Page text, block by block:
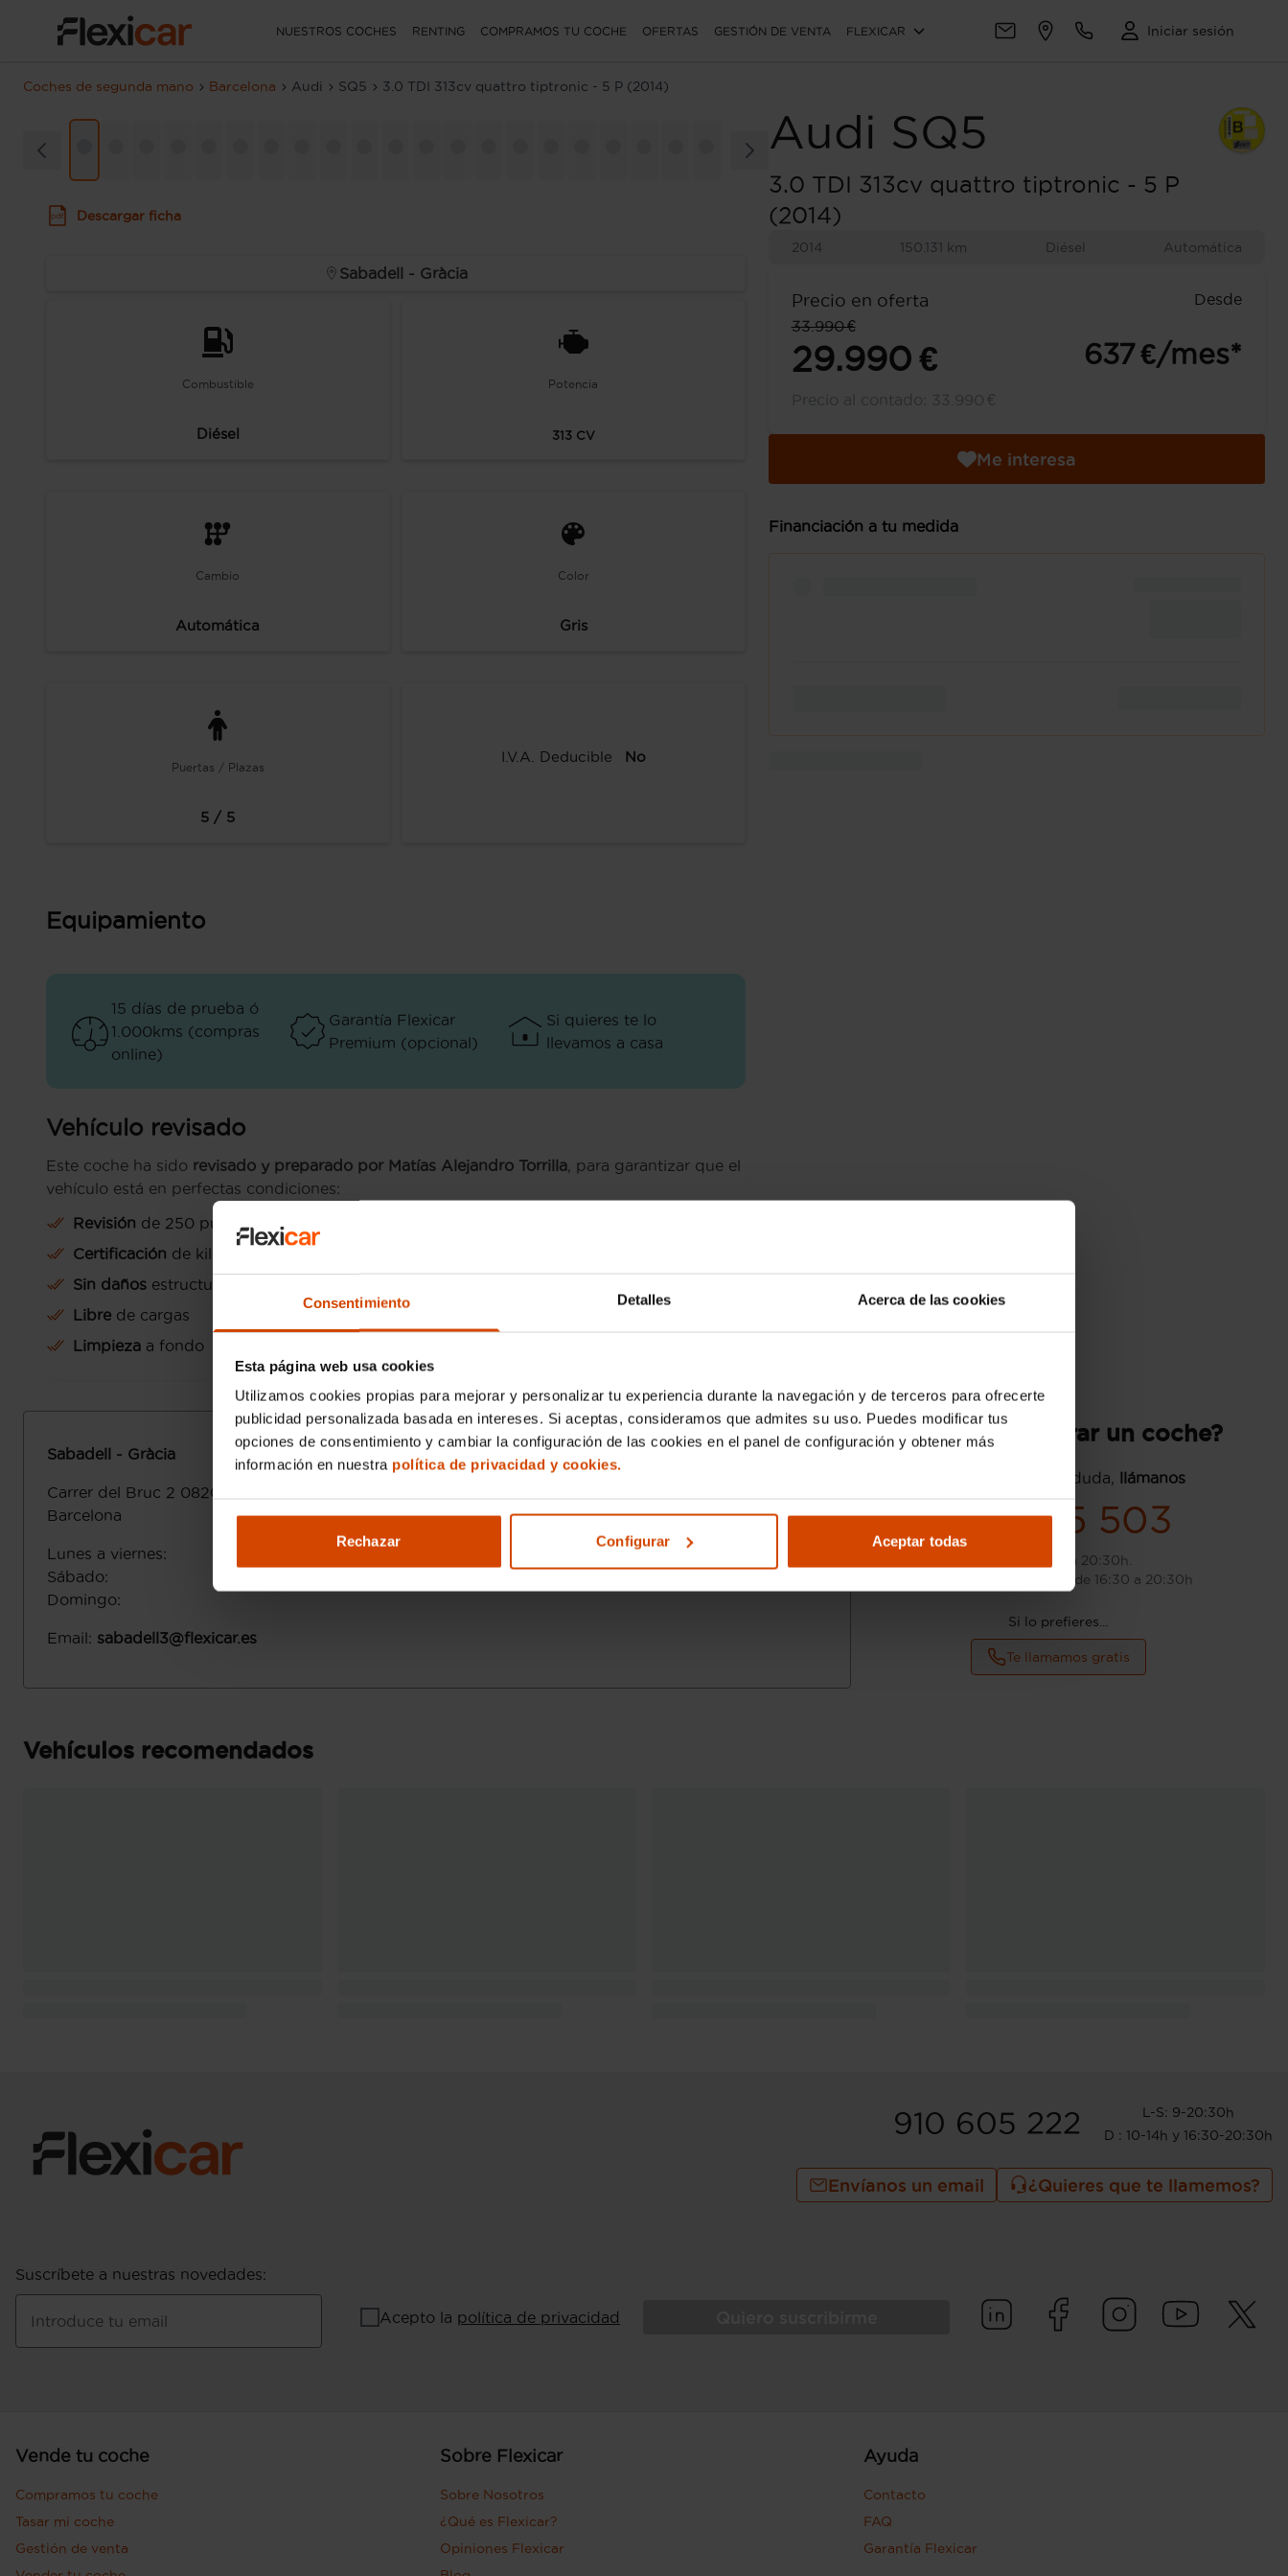
Consentimiento Detalles Acerca de las cookies
Esta página web usa cookies
Utilizamos cookies propias para mejorar y personalizar tu experiencia durante la navegación y de terceros para ofrecerte
publicidad personalizada basada en intereses. Si aceptas, consideramos que admites su uso. Puedes modificar tus
opciones de consentimiento y cambiar la configuración de las cookies en el panel de configuración y obtener más
información en nuestra política de privacidad y cookies.
Rechazar Configurar Aceptar todas
NUESTROS COCHES RENTING COMPRAMOS TU COCHE OFERTAS GESTIÓN DE VENTA FLEXICAR Iniciar sesión
Coches de segunda mano Barcelona Audi SQ5 3.0 TDI 313cv quattro tiptronic - 5 P (2014)
Audi SQ5
3.0 TDI 313cv quattro tiptronic - 5 P
(2014)
2014 150.131 km Diésel Automática
Precio en oferta
Desde
33.990 €
29.990 € 637 €/mes*
Precio al contado: 33.990 €
Me interesa
Financiación a tu medida
Descargar ficha
Sabadell - Gràcia
Combustible
Diésel
Potencia
313CV
Cambio
Automática
Color
Gris
Puertas / Plazas
5 / 5
I.V.A. Deducible No
Equipamiento
15 días de prueba ó
1.000kms (compras
online)
Garantía Flexicar
Premium (opcional)
Si quieres te lo
llevamos a casa
Vehículo revisado
Este coche ha sido revisado y preparado por Matías Alejandro Torrilla, para garantizar que el
vehículo está en perfectas condiciones:
Revisión de 250 puntos
Certificación de kilometraje
Sin daños estructurales
Libre de cargas
Limpieza a fondo
Sabadell - Gràcia
Carrer del Bruc 2 08203
Barcelona
Lunes a viernes:
Sábado:
Domingo:
Email: sabadell3@flexicar.es
¿Quieres comprar un coche?
Si tienes cualquier duda, llámanos
932 715 503
L-S: de 9:00 a 20:30h.
D: de 10:00 a 14:00h y de 16:30 a 20:30h
Si lo prefieres...
Te llamamos gratis
Vehículos recomendados
910 605 222
L-S: 9-20:30h
D : 10-14h y 16:30-20:30h
Envíanos un email ¿Quieres que te llamemos?
Suscríbete a nuestras novedades:
Introduce tu email Acepto la política de privacidad
Vende tu coche
Compramos tu coche
Tasar mi coche
Gestión de venta
Sobre Flexicar
Sobre Nosotros
¿Qué es Flexicar?
Opiniones Flexicar
Ayuda
Contacto
FAQ
Garantía Flexicar